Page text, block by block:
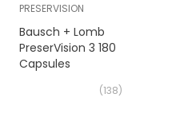
PRESERVISION
Bausch + Lomb
PreserVision 3 180
Capsules
(138)